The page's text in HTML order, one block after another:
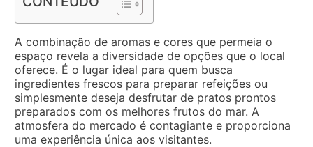
A combinação de aromas e cores que permeia o
espaço revela a diversidade de opções que o local
oferece. É o lugar ideal para quem busca
ingredientes frescos para preparar refeições ou
simplesmente deseja desfrutar de pratos prontos
preparados com os melhores frutos do mar. A
atmosfera do mercado é contagiante e proporciona
uma experiência única aos visitantes.